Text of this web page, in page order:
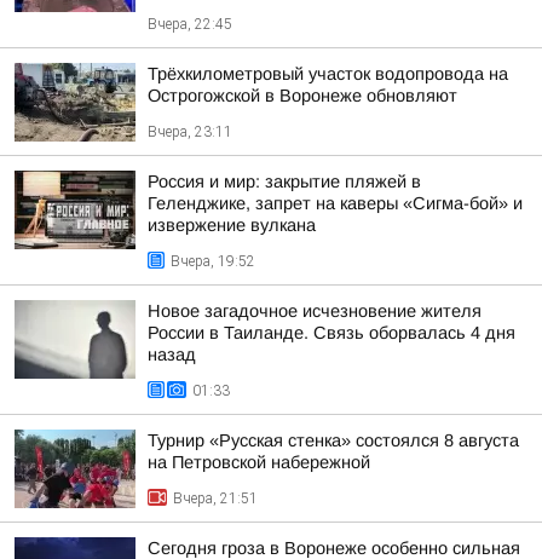
Вчера, 22:45
Трёхкилометровый участок водопровода на
Острогожской в Воронеже обновляют
Вчера, 23:11
Россия и мир: закрытие пляжей в
Геленджике, запрет на каверы «Сигма-бой» и
извержение вулкана
Вчера, 19:52
Новое загадочное исчезновение жителя
России в Таиланде. Связь оборвалась 4 дня
назад
01:33
Турнир «Русская стенка» состоялся 8 августа
на Петровской набережной
Вчера, 21:51
Сегодня гроза в Воронеже особенно сильная